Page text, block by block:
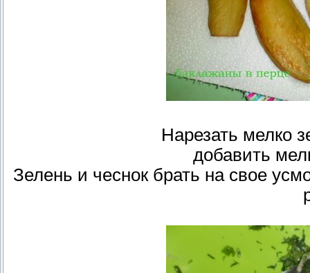
Нарезать мелко
добавить
Зелень и чеснок брать на свое